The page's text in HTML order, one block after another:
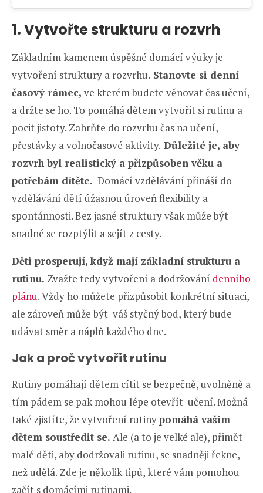
1. Vytvořte strukturu a rozvrh
Základním kamenem úspěšné domácí výuky je
vytvoření struktury a rozvrhu. Stanovte si denní
časový rámec, ve kterém budete věnovat čas učení,
a držte se ho. To pomáhá dětem vytvořit si rutinu a
pocit jistoty. Zahrňte do rozvrhu čas na učení,
přestávky a volnočasové aktivity. Důležité je, aby
rozvrh byl realistický a přizpůsoben věku a
potřebám dítěte. Domácí vzdělávání přináší do
vzdělávání dětí úžasnou úroveň flexibility a
spontánnosti. Bez jasné struktury však může být
snadné se rozptýlit a sejít z cesty.
Děti prosperují, když mají základní strukturu a
rutinu. Zvažte tedy vytvoření a dodržování denního
plánu. Vždy ho můžete přizpůsobit konkrétní situaci,
ale zároveň může být váš styčný bod, který bude
udávat směr a náplň každého dne.
Jak a proč vytvořit rutinu
Rutiny pomáhají dětem cítit se bezpečně, uvolněně a
tím pádem se pak mohou lépe otevřít učení. Možná
také zjistíte, že vytvoření rutinypomáhá vašim
dětem soustředit se. Ale (a to je velké ale), přimět
malé děti, aby dodržovali rutinu, se snadněji řekne,
než udělá. Zde je několik tipů, které vám pomohou
začít s domácími rutinami.